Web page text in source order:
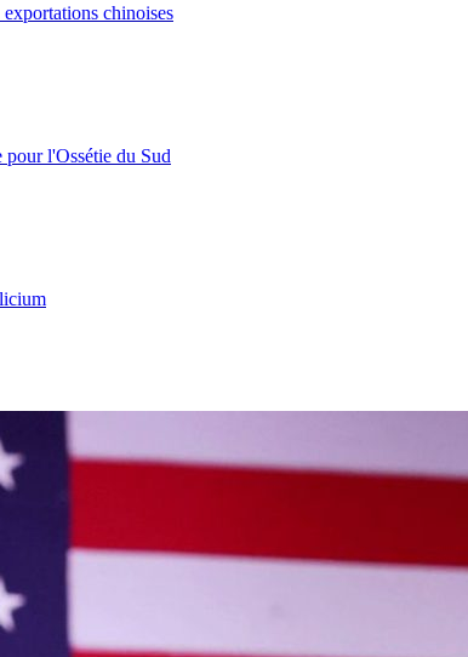
chinoises
pour l'Ossétie du Sud